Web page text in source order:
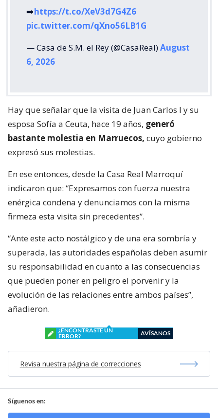
➡️https://t.co/XeV3d7G4Z6
pic.twitter.com/qXno56LB1G
— Casa de S.M. el Rey (@CasaReal)August
6, 2026
Hay que señalar que la visita de Juan Carlos I y su
esposa Sofía a Ceuta, hace 19 años, generó
bastante molestia en Marruecos, cuyo gobierno
expresó sus molestias.
En ese entonces, desde la Casa Real Marroquí
indicaron que: “Expresamos con fuerza nuestra
enérgica condena y denunciamos con la misma
firmeza esta visita sin precedentes”.
“Ante este acto nostálgico y de una era sombría y
superada, las autoridades españolas deben asumir
su responsabilidad en cuanto a las consecuencias
que pueden poner en peligro el porvenir y la
evolución de las relaciones entre ambos países”,
añadieron.
¿ENCONTRASTE UN
ERROR?
AVÍSANOS
Revisa nuestra página de correcciones
Síguenos en: